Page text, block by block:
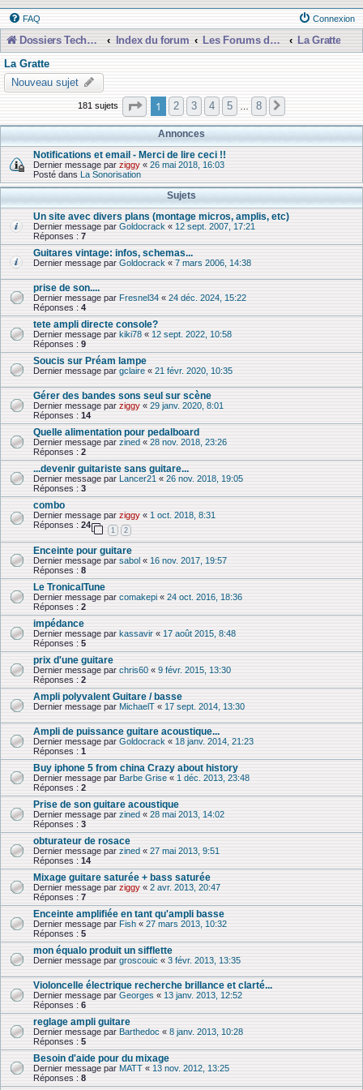
FAQ Connexion
Dossiers Techniques Index du forum Les Forums de Discussions
La Gratte
La Gratte
Nouveau sujet
181 sujets Page 1sur
1 2 3 4 5 8
Annonces
Notifications et email - Merci de lire ceci !!
Dernier message par ziggy « 26 mai 2018, 16:03
Posté dans La Sonorisation
Sujets
Un site avec divers plans (montage micros, amplis, etc)
Dernier message par Goldocrack « 12 sept. 2007, 17:21
Réponses : 7
Guitares vintage: infos, schemas...
Dernier message par Goldocrack « 7 mars 2006, 14:38
prise de son....
Dernier message par Fresnel34 « 24 déc. 2024, 15:22
Réponses : 4
tete ampli directe console?
Dernier message par kiki78 « 12 sept. 2022, 10:58
Réponses : 9
Soucis sur Préam lampe
Dernier message par gclaire « 21 févr. 2020, 10:35
Gérer des bandes sons seul sur scène
Dernier message par ziggy « 29 janv. 2020, 8:01
Réponses : 14
Quelle alimentation pour pedalboard
Dernier message par zined « 28 nov. 2018, 23:26
Réponses : 2
...devenir guitariste sans guitare...
Dernier message par Lancer21 « 26 nov. 2018, 19:05
Réponses : 3
combo
Dernier message par ziggy « 1 oct. 2018, 8:31
Réponses : 24
1 2
Enceinte pour guitare
Dernier message par sabol « 16 nov. 2017, 19:57
Réponses : 8
Le TronicalTune
Dernier message par comakepi « 24 oct. 2016, 18:36
Réponses : 2
impédance
Dernier message par kassavir « 17 août 2015, 8:48
Réponses : 5
prix d'une guitare
Dernier message par chris60 « 9 févr. 2015, 13:30
Réponses : 2
Ampli polyvalent Guitare / basse
Dernier message par MichaelT « 17 sept. 2014, 13:30
Ampli de puissance guitare acoustique...
Dernier message par Goldocrack « 18 janv. 2014, 21:23
Réponses : 1
Buy iphone 5 from china Crazy about history
Dernier message par Barbe Grise « 1 déc. 2013, 23:48
Réponses : 2
Prise de son guitare acoustique
Dernier message par zined « 28 mai 2013, 14:02
Réponses : 3
obturateur de rosace
Dernier message par zined « 27 mai 2013, 9:51
Réponses : 14
Mixage guitare saturée + bass saturée
Dernier message par ziggy « 2 avr. 2013, 20:47
Réponses : 7
Enceinte amplifiée en tant qu'ampli basse
Dernier message par Fish « 27 mars 2013, 10:32
Réponses : 5
mon équalo produit un sifflette
Dernier message par groscouic « 3 févr. 2013, 13:35
Violoncelle électrique recherche brillance et clarté...
Dernier message par Georges « 13 janv. 2013, 12:52
Réponses : 6
reglage ampli guitare
Dernier message par Barthedoc « 8 janv. 2013, 10:28
Réponses : 5
Besoin d'aide pour du mixage
Dernier message par MATT « 13 nov. 2012, 13:25
Réponses : 8